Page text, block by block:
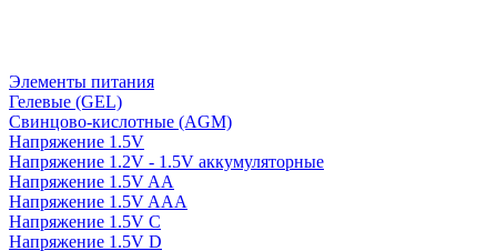
Элементы питания
Гелевые (GEL)
Свинцово-кислотные (AGM)
Напряжение 1.5V
Напряжение 1.2V - 1.5V аккумуляторные
Напряжение 1.5V AA
Напряжение 1.5V AAA
Напряжение 1.5V C
Напряжение 1.5V D